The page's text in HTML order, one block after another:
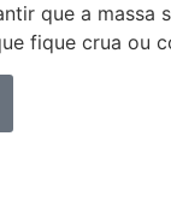
que a massa
fique crua ou